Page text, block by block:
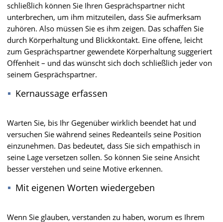
schließlich können Sie Ihren Gesprächspartner nicht
unterbrechen, um ihm mitzuteilen, dass Sie aufmerksam
zuhören. Also müssen Sie es ihm zeigen. Das schaffen Sie
durch Körperhaltung und Blickkontakt. Eine offene, leicht
zum Gesprächspartner gewendete Körperhaltung suggeriert
Offenheit – und das wünscht sich doch schließlich jeder von
seinem Gesprächspartner.
Kernaussage erfassen
Warten Sie, bis Ihr Gegenüber wirklich beendet hat und
versuchen Sie während seines Redeanteils seine Position
einzunehmen. Das bedeutet, dass Sie sich empathisch in
seine Lage versetzen sollen. So können Sie seine Ansicht
besser verstehen und seine Motive erkennen.
Mit eigenen Worten wiedergeben
Wenn Sie glauben, verstanden zu haben, worum es Ihrem